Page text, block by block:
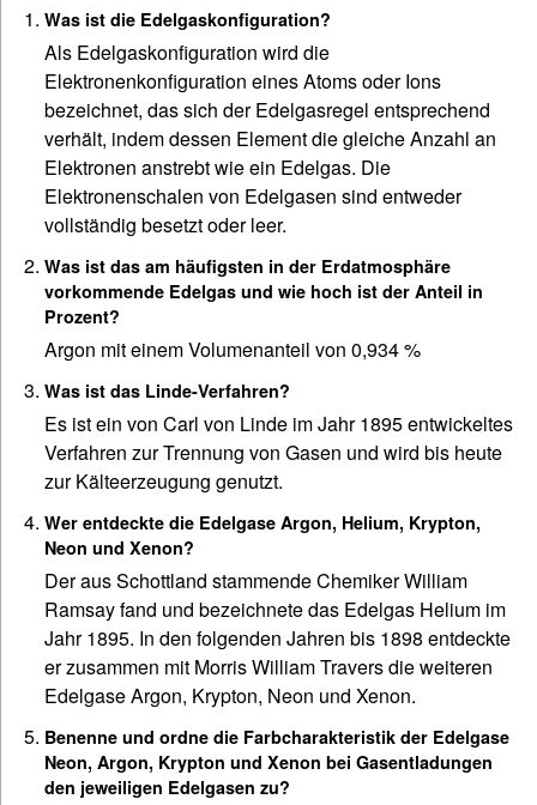
Was ist die Edelgaskonfiguration?
Als Edelgaskonfiguration wird die
Elektronenkonfiguration eines Atoms oder Ions
bezeichnet, das sich der Edelgasregel entsprechend
verhält, indem dessen Element die gleiche Anzahl an
Elektronen anstrebt wie ein Edelgas. Die
Elektronenschalen von Edelgasen sind entweder
vollständig besetzt oder leer.
Was ist das am häufigsten in der Erdatmosphäre
vorkommende Edelgas und wie hoch ist der Anteil in
Prozent?
Argon mit einem Volumenanteil von 0,934 %
Was ist das Linde-Verfahren?
Es ist ein von Carl von Linde im Jahr 1895 entwickeltes
Verfahren zur Trennung von Gasen und wird bis heute
zur Kälteerzeugung genutzt.
Wer entdeckte die Edelgase Argon, Helium, Krypton,
Neon und Xenon?
Der aus Schottland stammende Chemiker William
Ramsay fand und bezeichnete das Edelgas Helium im
Jahr 1895. In den folgenden Jahren bis 1898 entdeckte
er zusammen mit Morris William Travers die weiteren
Edelgase Argon, Krypton, Neon und Xenon.
Benenne und ordne die Farbcharakteristik der Edelgase
Neon, Argon, Krypton und Xenon bei Gasentladungen
den jeweiligen Edelgasen zu?